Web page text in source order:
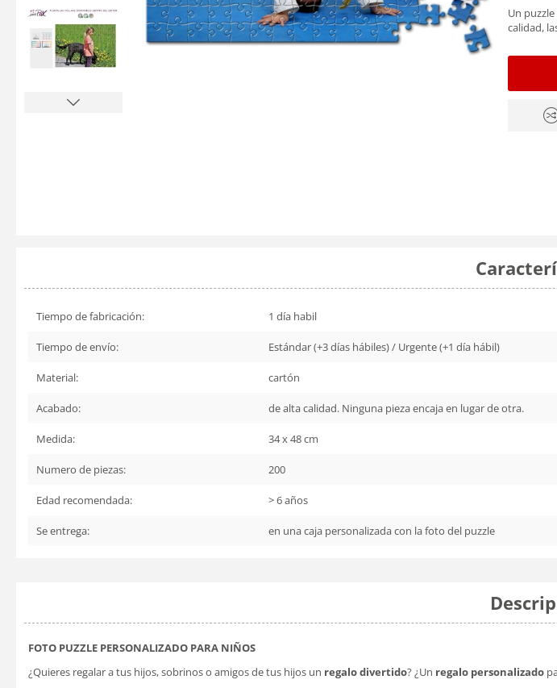
Un
calidad,
Tiempo de fabricación: 1 día habil
Tiempo de envío: Estándar (+3 días hábiles) / Urgente (+1 día hábil)
Material: cartón
Acabado: de alta calidad. Ninguna pieza encaja en lugar de otra.
Medida: 34 x 48 cm
Numero de piezas: 200
Edad recomendada: > 6 años
Se entrega: en una caja personalizada con la foto del puzzle
FOTO PUZZLE PERSONALIZADO PARA NIÑOS
¿Quieres regalar a tus hijos, sobrinos o amigos de tus hijos un regalo divertido? ¿Un regalo personalizado